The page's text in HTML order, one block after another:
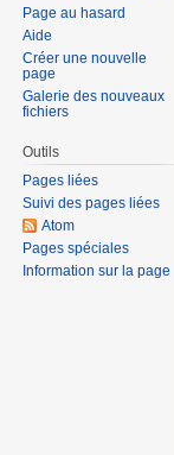
Page au hasard
Aide
Créer une nouvelle
page
Galerie des nouveaux
fichiers
Outils
Pages liées
Suivi des pages liées
Atom
Pages spéciales
Information sur la page